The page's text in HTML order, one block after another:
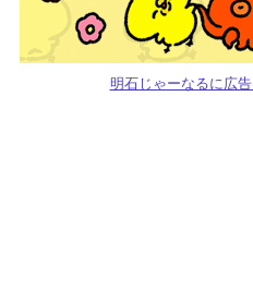
明石じゃーなるに広